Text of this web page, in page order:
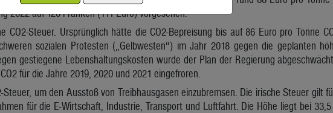
2022 auf 120 Franken (111 Euro) vorgesehen.
CO2-Steuer. Ursprünglich hätte die CO2-Bepreisung bis auf 86 Euro pro Tonne
sozialen Protesten („Gelbwesten“) im Jahr 2018 gegen die geplanten
gestiegene Lebenshaltungskosten wurde der Plan der Regierung
für die Jahre 2019, 2020 und 2021 eingefroren.
um den Ausstoß von Treibhausgasen einzubremsen. Die irische Steuer gilt
für die E-Wirtschaft, Industrie, Transport und Luftfahrt. Die Höhe liegt bei 33,5